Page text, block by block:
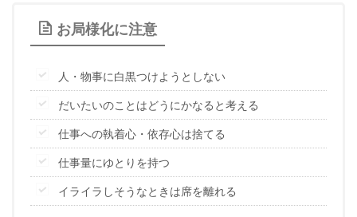
お局様化に注意
人・物事に白黒つけようとしない
だいたいのことはどうにかなると考える
仕事への執着心・依存心は捨てる
仕事量にゆとりを持つ
イライラしそうなときは席を離れる